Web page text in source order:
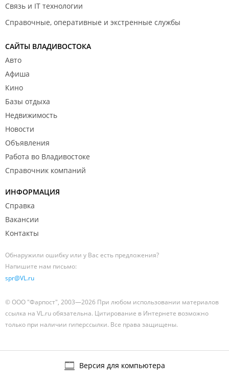
Связь и IT технологии
Справочные, оперативные и экстренные службы
САЙТЫ ВЛАДИВОСТОКА
Авто
Афиша
Кино
Базы отдыха
Недвижимость
Новости
Объявления
Работа во Владивостоке
Справочник компаний
ИНФОРМАЦИЯ
Справка
Вакансии
Контакты
Обнаружили ошибку или у Вас есть предложения?
Напишите нам письмо:
spr@VL.ru
© ООО "Фарпост", 2003—2026 При любом использовании материалов
ссылка на VL.ru обязательна. Цитирование в Интернете возможно
только при наличии гиперссылки. Все права защищены.
Версия для компьютера